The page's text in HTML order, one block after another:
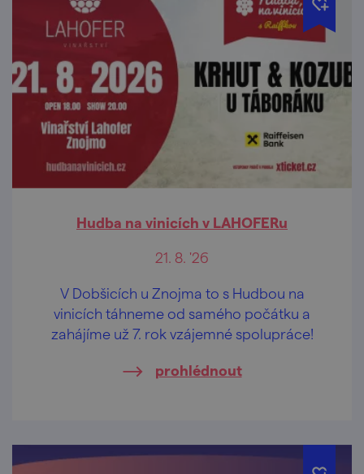
Hudba na vinicích v LAHOFERu
21. 8. '26
V Dobšicích u Znojma to s Hudbou na
vinicích táhneme od samého počátku a
zahájíme už 7. rok vzájemné spolupráce!
prohlédnout